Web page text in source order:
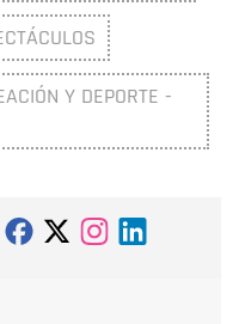
Y DEPORTE -